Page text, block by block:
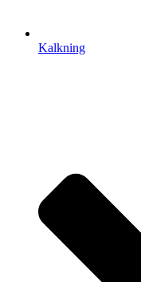
Kalkning